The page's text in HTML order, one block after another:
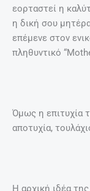
εορταστεί η
η δική σου
επέμενε στον
πληθυντικό
Όμως η επιτυχία
αποτυχία,
Η αρχική ιδέα